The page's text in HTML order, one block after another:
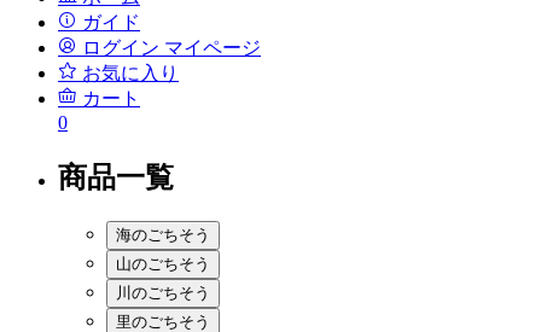
ガイド
ログイン マイページ
お気に入り
カート
0
商品一覧
海のごちそう
山のごちそう
川のごちそう
里のごちそう